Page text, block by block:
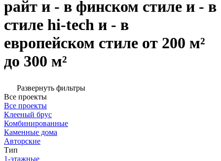
райт и - в финском стиле и - в
стиле hi-tech и - в
европейском стиле от 200 м²
до 300 м²
Развернуть фильтры
Все проекты
Все проекты
Клееный брус
Комбинированные
Каменные дома
Авторские
Тип
1-этажные